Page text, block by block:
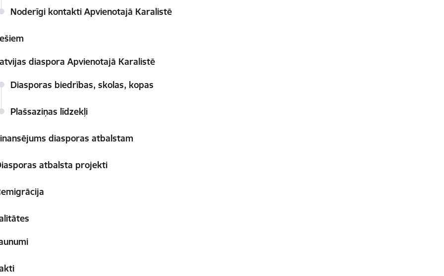
Noderīgi kontakti Apvienotajā Karalistē
diaspora Apvienotajā Karalistē
Diasporas biedrības, skolas, kopas
Plašsaziņas līdzekļi
diasporas atbalstam
atbalsta projekti